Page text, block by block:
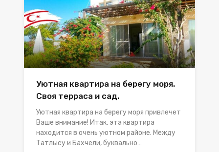
Уютная квартира на берегу моря.
Своя терраса и сад.
Уютная квартира на берегу моря привлечет
Ваше внимание! Итак, эта квартира
находится в очень уютном районе. Между
Татлысу и Бахчели, буквально…